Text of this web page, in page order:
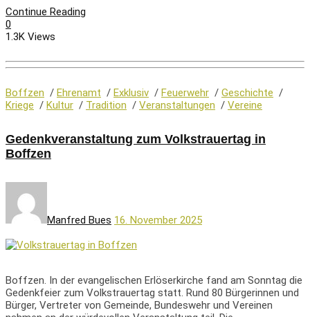
Continue Reading
0
1.3K Views
Boffzen / Ehrenamt / Exklusiv / Feuerwehr / Geschichte /
Kriege / Kultur / Tradition / Veranstaltungen / Vereine
Gedenkveranstaltung zum Volkstrauertag in
Boffzen
Manfred Bues 16. November 2025
Boffzen. In der evangelischen Erlöserkirche fand am Sonntag die
Gedenkfeier zum Volkstrauertag statt. Rund 80 Bürgerinnen und
Bürger, Vertreter von Gemeinde, Bundeswehr und Vereinen